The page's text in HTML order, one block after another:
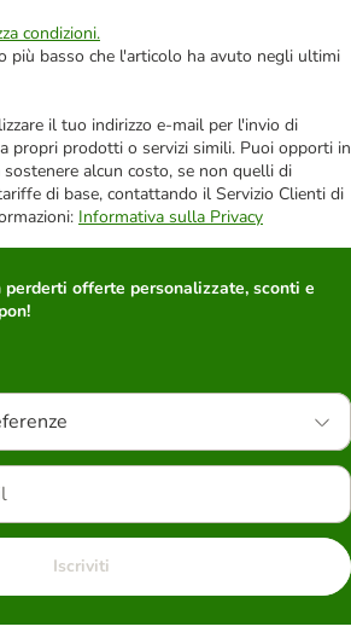
condizioni.
più basso che l'articolo ha avuto negli ultimi
il tuo indirizzo e-mail per l'invio di
propri prodotti o servizi simili. Puoi opporti in
alcun costo, se non quelli di
di base, contattando il Servizio Clienti di
Informativa sulla Privacy
perderti offerte personalizzate, sconti e
Iscriviti